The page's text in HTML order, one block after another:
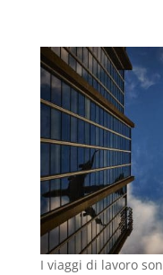
I viaggi di lavoro